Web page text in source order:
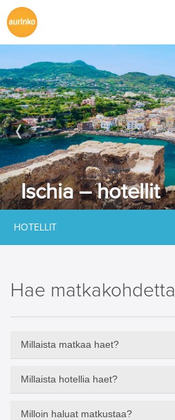
Ischia – hotellit
HOTELLIT
Hae matkakohdetta
Millaista matkaa haet?
Millaista hotellia haet?
Milloin haluat matkustaa?